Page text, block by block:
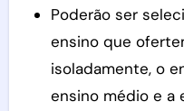
Poderão ser
ensino que
isoladamente, o
ensino médio e